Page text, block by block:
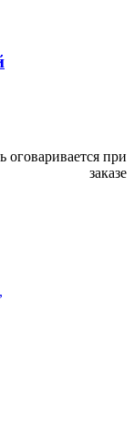
оговаривается при
заказе